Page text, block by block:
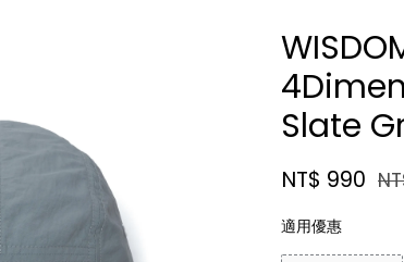
Slate
NT$ 990
適用優惠